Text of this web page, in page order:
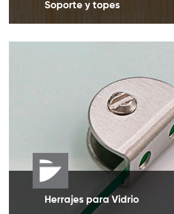
Soporte y topes
Herrajes para Vidrio